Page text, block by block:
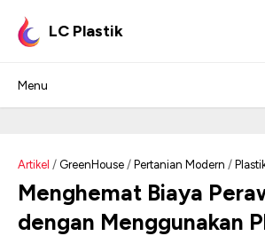
LC Plastik
Artikel / GreenHouse / Pertanian Modern /
Menghemat Biaya
dengan Menggunakan